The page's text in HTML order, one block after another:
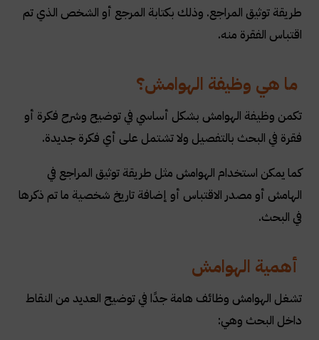
طريقة توثيق المراجع. وذلك بكتابة المرجع أو الشخص الذي تم
اقتباس الفقرة منه.
ما هي وظيفة الهوامش؟
تكمن وظيفة الهوامش بشكل أساسي في توضيح وشرح فكرة أو
فقرة في البحث بالتفصيل ولا تشتمل على أي فكرة جديدة.
كما يمكن استخدام الهوامش مثل طريقة توثيق المراجع في
الهامش أو مصدر الاقتباس أو إضافة تاريخ شخصية ما تم ذكرها
في البحث.
أهمية الهوامش
تشغل الهوامش وظائف هامة جدًا في توضيح العديد من النقاط
داخل البحث وهي: